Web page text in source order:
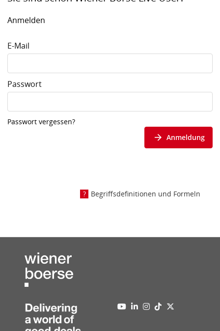
Anmelden
E-Mail
Passwort
Passwort vergessen?
Anmeldung
Begriffsdefinitionen und Formeln